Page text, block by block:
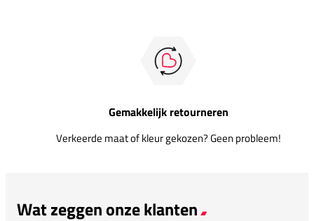
Gemakkelijk retourneren
Verkeerde maat of kleur gekozen? Geen probleem!
Wat zeggen onze klanten